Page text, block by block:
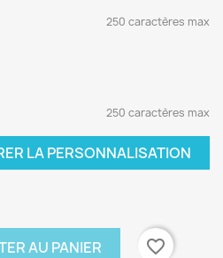
250 caractères max
250 caractères max
LA PERSONNALISATION
AU PANIER
favorite_border